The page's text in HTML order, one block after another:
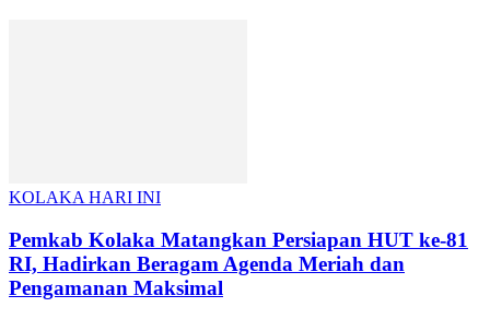
KOLAKA HARI INI
Pemkab Kolaka Matangkan Persiapan HUT ke-81
RI, Hadirkan Beragam Agenda Meriah dan
Pengamanan Maksimal